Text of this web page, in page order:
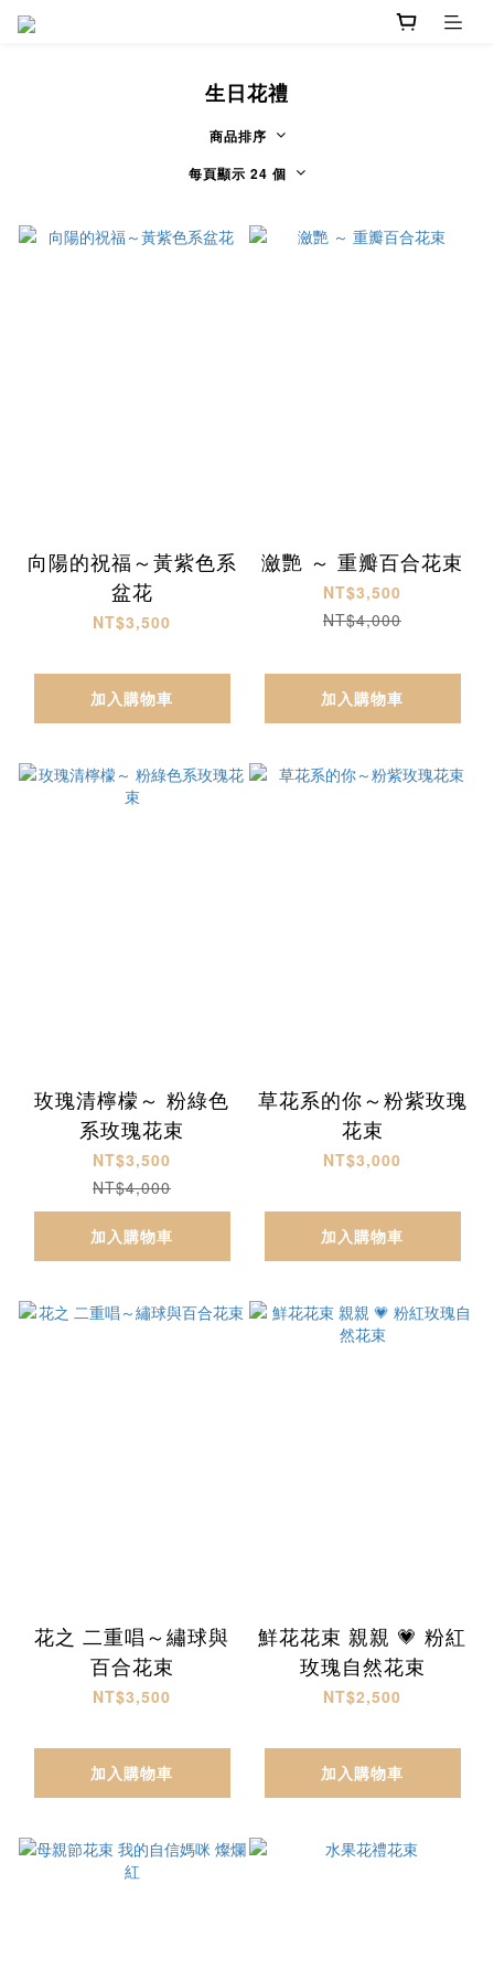
生日花禮
商品排序
每頁顯示 24 個
向陽的祝福～黃紫色系
盆花
NT$3,500
加入購物車
瀲艷 ～ 重瓣百合花束
NT$3,500
NT$4,000
加入購物車
玫瑰清檸檬～ 粉綠色
系玫瑰花束
NT$3,500
NT$4,000
加入購物車
草花系的你～粉紫玫瑰
花束
NT$3,000
加入購物車
花之 二重唱～繡球與
百合花束
NT$3,500
加入購物車
鮮花花束 親親 💗 粉紅
玫瑰自然花束
NT$2,500
加入購物車